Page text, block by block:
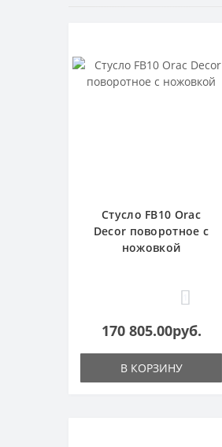
Стусло FB10 Orac
Decor поворотное с
ножовкой
170 805.00руб.
В КОРЗИНУ